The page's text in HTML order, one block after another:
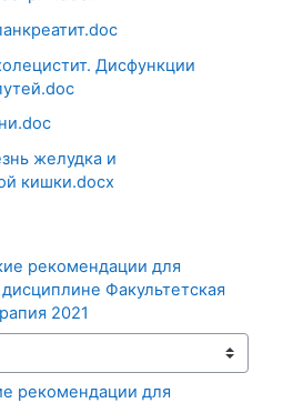
Дисфункции
желудка и
кишки.docx
рекомендации для
Факультетская
2021
рекомендации для